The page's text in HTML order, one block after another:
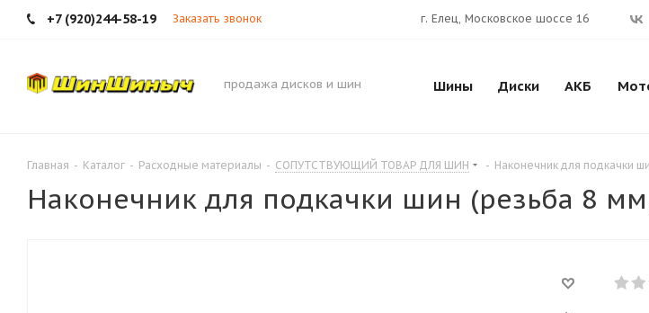
+7 (920)244-58-19 Заказать звонок г. Елец, Московское шоссе 16
продажа дисков и шин Шины Диски АКБ
Главная - Каталог - Расходные материалы - СОПУТСТВУЮЩИЙ ТОВАР ДЛЯ ШИН - Наконечник для подкачки
Наконечник для подкачки шин (резьба 8 мм,